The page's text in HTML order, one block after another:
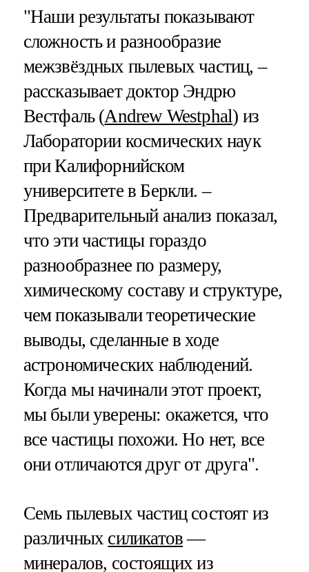
"Наши результаты показывают
сложность и разнообразие
межзвёздных пылевых частиц, –
рассказывает доктор Эндрю
Вестфаль (Andrew Westphal) из
Лаборатории космических наук
при Калифорнийском
университете в Беркли. –
Предварительный анализ показал,
что эти частицы гораздо
разнообразнее по размеру,
химическому составу и структуре,
чем показывали теоретические
выводы, сделанные в ходе
астрономических наблюдений.
Когда мы начинали этот проект,
мы были уверены: окажется, что
все частицы похожи. Но нет, все
они отличаются друг от друга".
Семь пылевых частиц состоят из
различных силикатов—
минералов, состоящих из